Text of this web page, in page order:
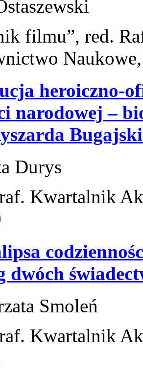
filmu”, red.
heroiczno-
narodowej –
Durys
Kwartalnik
dwóch
Smoleń
Kwartalnik